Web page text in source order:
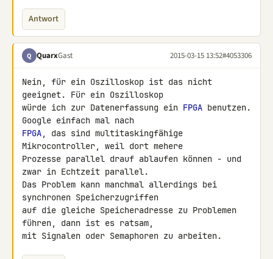
Antwort
Q QuarxGast 2015-03-15 13:52#4053306
Nein, für ein Oszilloskop ist das nicht
geeignet. Für ein Oszilloskop
würde ich zur Datenerfassung ein FPGA benutzen.
FPGA, das sind multitaskingfähige
Mikrocontroller, weil dort mehere
Prozesse parallel drauf ablaufen können - und
zwar in Echtzeit parallel.
Das Problem kann manchmal allerdings bei
synchronen Speicherzugriffen
auf die gleiche Speicheradresse zu Problemen
führen, dann ist es ratsam,
mit Signalen oder Semaphoren zu arbeiten.